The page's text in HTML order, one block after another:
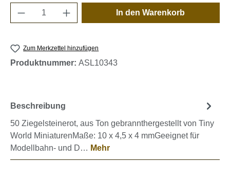
Produkt Anzahl: Gib den gewünschten
In den Warenkorb
Zum Merkzettel hinzufügen
Produktnummer: ASL10343
Beschreibung
50 Ziegelsteinerot, aus Ton gebrannthergestellt von Tiny
World MiniaturenMaße: 10 x 4,5 x 4 mmGeeignet für
Modellbahn- und D… Mehr